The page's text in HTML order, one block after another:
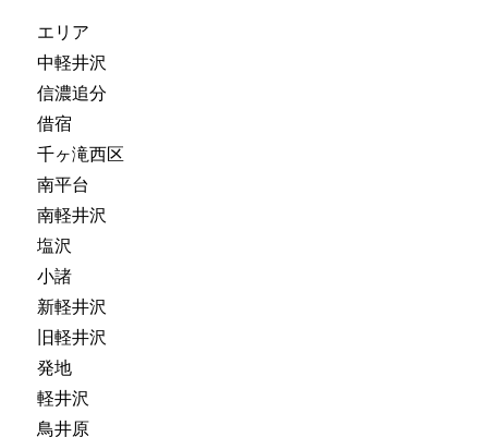
エリア
中軽井沢
信濃追分
借宿
千ヶ滝西区
南平台
南軽井沢
塩沢
小諸
新軽井沢
旧軽井沢
発地
軽井沢
鳥井原